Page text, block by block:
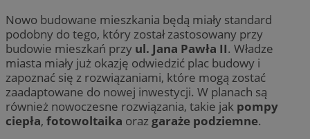
Nowo budowane mieszkania będą miały standard
podobny do tego, który został zastosowany przy
budowie mieszkań przy ul. Jana Pawła II. Władze
miasta miały już okazję odwiedzić plac budowy i
zapoznać się z rozwiązaniami, które mogą zostać
zaadaptowane do nowej inwestycji. W planach są
również nowoczesne rozwiązania, takie jak pompy
ciepła, fotowoltaika oraz garaże podziemne.